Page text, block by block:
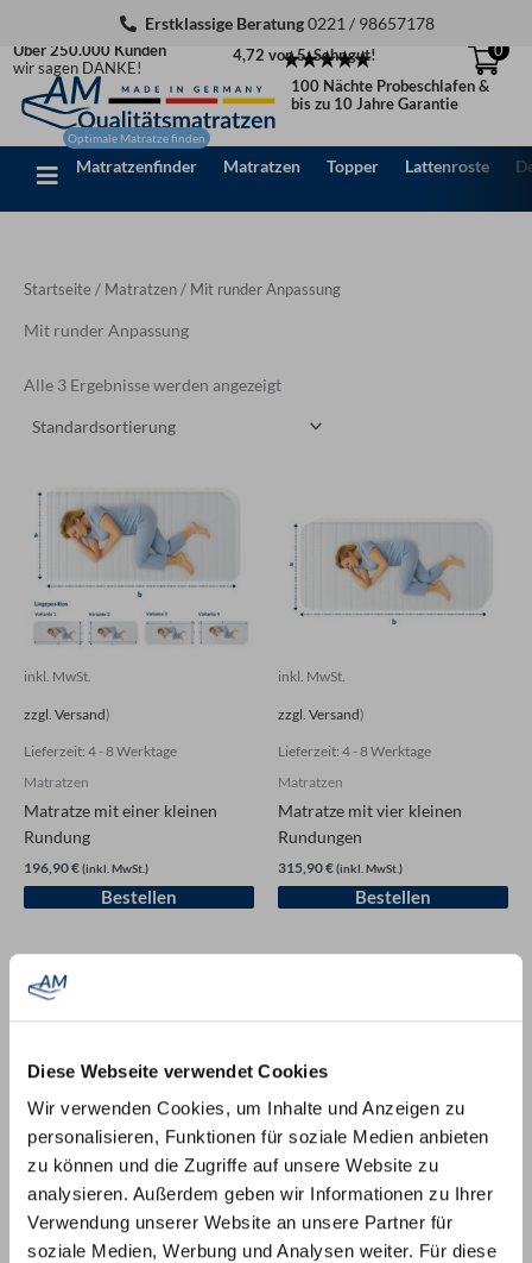
Diese Webseite verwendet Cookies
Wir verwenden Cookies, um Inhalte und Anzeigen zu
personalisieren, Funktionen für soziale Medien anbieten
zu können und die Zugriffe auf unsere Website zu
analysieren. Außerdem geben wir Informationen zu Ihrer
Verwendung unserer Website an unsere Partner für
soziale Medien, Werbung und Analysen weiter. Für diese
springen
Erstklassige Beratung0221 / 98657178
Über 250.000 Kunden
wir sagen DANKE!
4,72 von 5: Sehr gut!
0
100 Nächte Probeschlafen &
bis zu 10 Jahre Garantie
Matratzenfinder Matratzen Topper Lattenroste
Startseite / Matratzen / Mit runder Anpassung
Mit runder Anpassung
Alle 3 Ergebnisse werden angezeigt
inkl. MwSt.
zzgl. Versand)
Lieferzeit: 4 - 8 Werktage
Matratzen
Matratze mit einer kleinen
Rundung
196,90 €(inkl. MwSt.)
inkl. MwSt.
zzgl. Versand)
Lieferzeit: 4 - 8 Werktage
Matratzen
Matratze mit vier kleinen
Rundungen
315,90 €(inkl. MwSt.)
inkl. MwSt.
zzgl. Versand)
Lieferzeit: 4 - 8 Werktage